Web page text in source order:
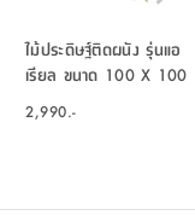
ไม้ประดิษฐ์ติดผนัง รุ่นแอ
เรียล ขนาด 100 X 100
ซม. - สีเขียว
2,990.-